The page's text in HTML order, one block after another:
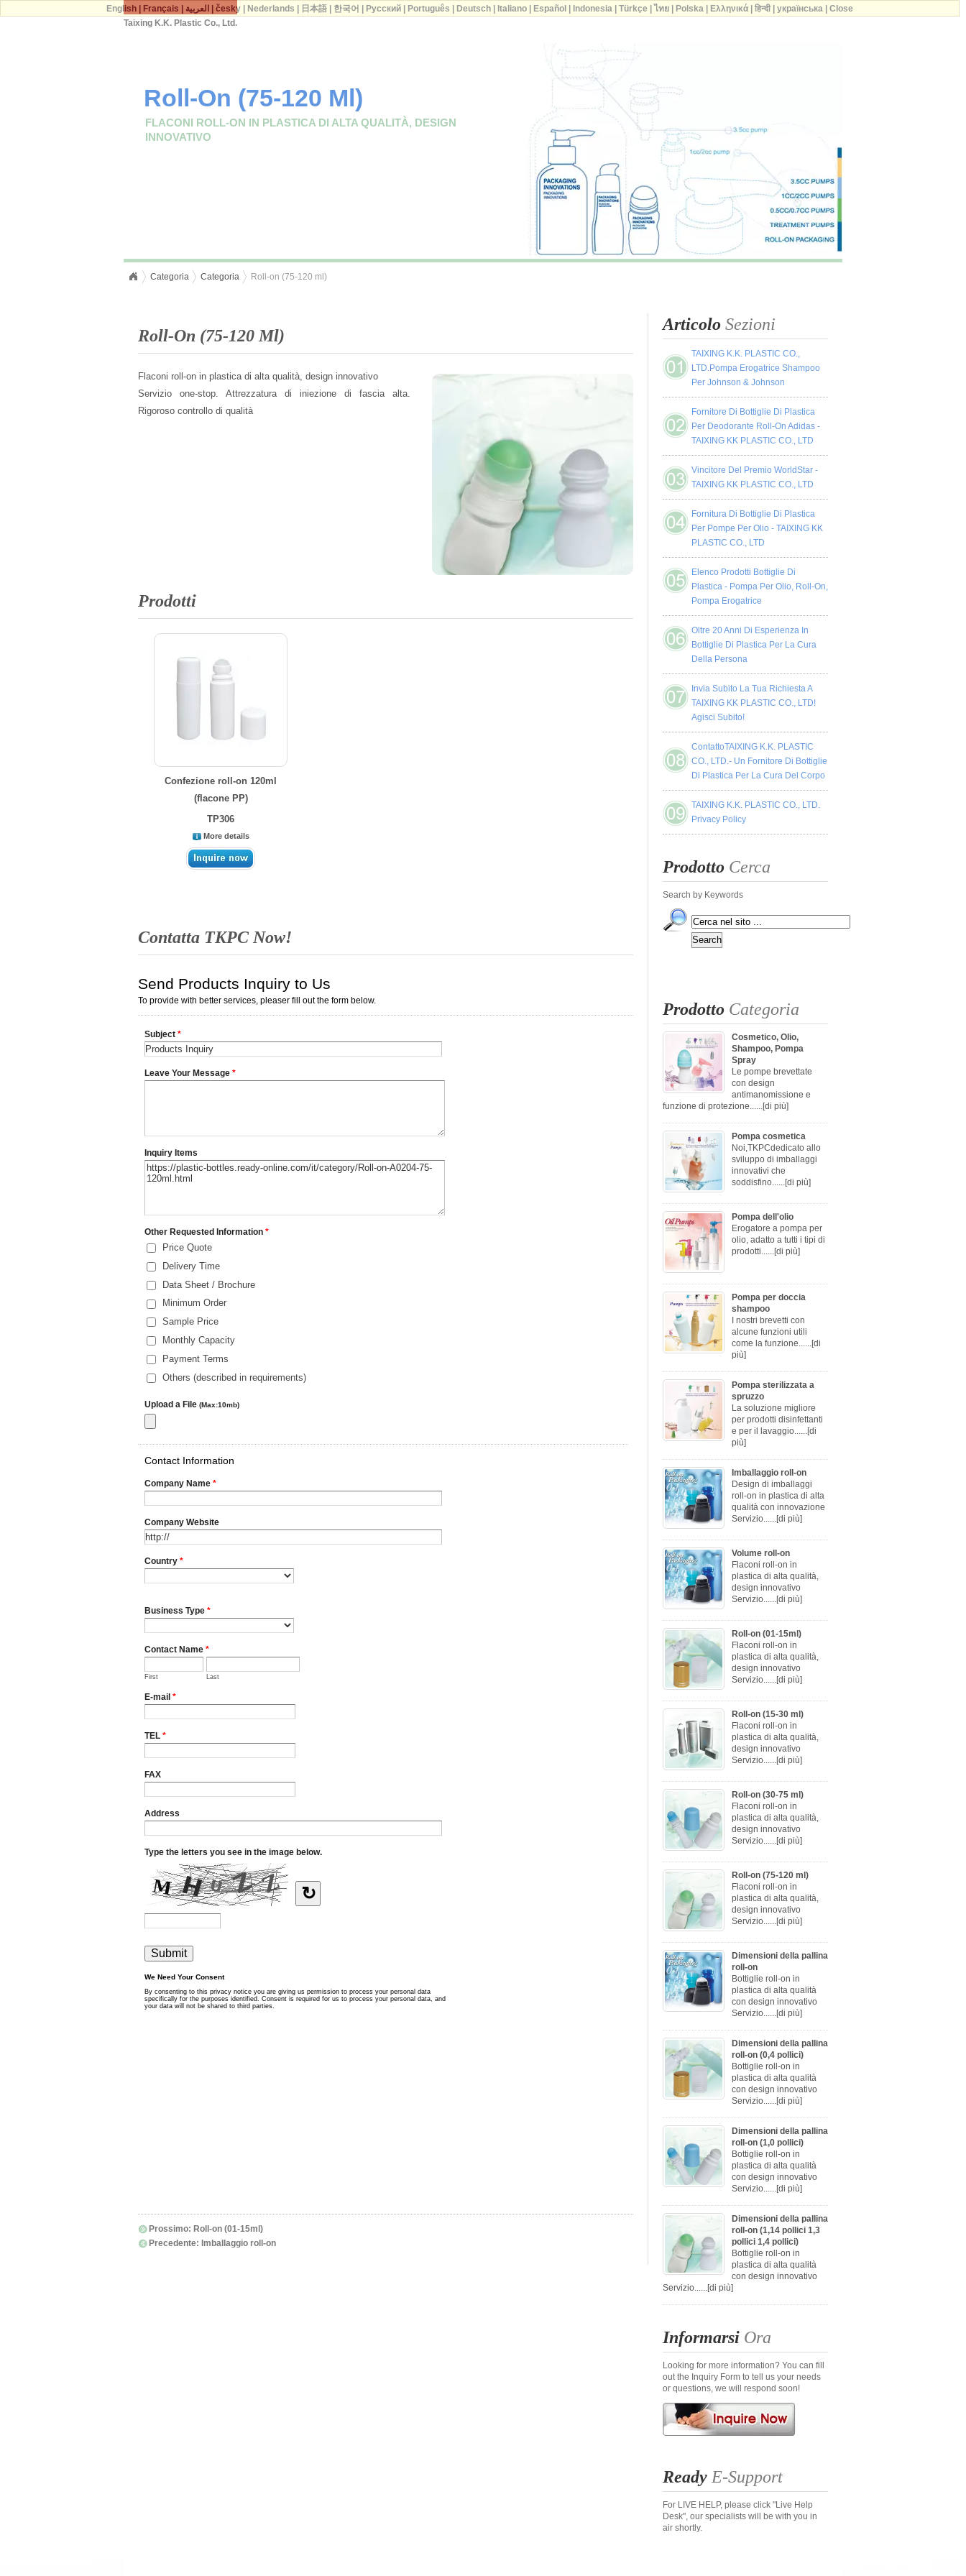
Taixing K.K. Plastic Co., Ltd.
Roll-On (75-120 Ml)
FLACONI ROLL-ON IN PLASTICA DI ALTA QUALITÀ, DESIGN
INNOVATIVO
Categoria Categoria Roll-on (75-120 ml)
Roll-On (75-120 Ml)
Flaconi roll-on in plastica di alta qualità, design innovativo
Servizio one-stop. Attrezzatura di iniezione di fascia alta.
Rigoroso controllo di qualità
Prodotti
Confezione roll-on 120ml
(flacone PP)
TP306
More details
Contatta TKPC Now!
Prossimo: Roll-on (01-15ml)
Precedente: Imballaggio roll-on
Articolo Sezioni
TAIXING K.K. PLASTIC CO.,
LTD.Pompa Erogatrice Shampoo
Per Johnson & Johnson
Fornitore Di Bottiglie Di Plastica
Per Deodorante Roll-On Adidas -
TAIXING KK PLASTIC CO., LTD
Vincitore Del Premio WorldStar -
TAIXING KK PLASTIC CO., LTD
Fornitura Di Bottiglie Di Plastica
Per Pompe Per Olio - TAIXING KK
PLASTIC CO., LTD
Elenco Prodotti Bottiglie Di
Plastica - Pompa Per Olio, Roll-On,
Pompa Erogatrice
Oltre 20 Anni Di Esperienza In
Bottiglie Di Plastica Per La Cura
Della Persona
Invia Subito La Tua Richiesta A
TAIXING KK PLASTIC CO., LTD!
Agisci Subito!
ContattoTAIXING K.K. PLASTIC
CO., LTD.- Un Fornitore Di Bottiglie
Di Plastica Per La Cura Del Corpo
TAIXING K.K. PLASTIC CO., LTD.
Privacy Policy
Prodotto Cerca
Search by Keywords
Prodotto Categoria
Cosmetico, Olio,
Shampoo, Pompa
Spray
Le pompe brevettate
con design
antimanomissione e
funzione di protezione......[di più]
Pompa cosmetica
Noi,TKPCdedicato allo
sviluppo di imballaggi
innovativi che
soddisfino......[di più]
Pompa dell'olio
Erogatore a pompa per
olio, adatto a tutti i tipi di
prodotti......[di più]
Pompa per doccia
shampoo
I nostri brevetti con
alcune funzioni utili
come la funzione......[di
più]
Pompa sterilizzata a
spruzzo
La soluzione migliore
per prodotti disinfettanti
e per il lavaggio......[di
più]
Imballaggio roll-on
Design di imballaggi
roll-on in plastica di alta
qualità con innovazione
Servizio......[di più]
Volume roll-on
Flaconi roll-on in
plastica di alta qualità,
design innovativo
Servizio......[di più]
Roll-on (01-15ml)
Flaconi roll-on in
plastica di alta qualità,
design innovativo
Servizio......[di più]
Roll-on (15-30 ml)
Flaconi roll-on in
plastica di alta qualità,
design innovativo
Servizio......[di più]
Roll-on (30-75 ml)
Flaconi roll-on in
plastica di alta qualità,
design innovativo
Servizio......[di più]
Roll-on (75-120 ml)
Flaconi roll-on in
plastica di alta qualità,
design innovativo
Servizio......[di più]
Dimensioni della pallina
roll-on
Bottiglie roll-on in
plastica di alta qualità
con design innovativo
Servizio......[di più]
Dimensioni della pallina
roll-on (0,4 pollici)
Bottiglie roll-on in
plastica di alta qualità
con design innovativo
Servizio......[di più]
Dimensioni della pallina
roll-on (1,0 pollici)
Bottiglie roll-on in
plastica di alta qualità
con design innovativo
Servizio......[di più]
Dimensioni della pallina
roll-on (1,14 pollici 1,3
pollici 1,4 pollici)
Bottiglie roll-on in
plastica di alta qualità
con design innovativo
Servizio......[di più]
Informarsi Ora
Looking for more information? You can fill
out the Inquiry Form to tell us your needs
or questions, we will respond soon!
Ready E-Support
For LIVE HELP, please click "Live Help
Desk", our specialists will be with you in
air shortly.
English| Français العربية česky| Nederlands 日本語| 한국어 Русский| Português Deutsch| Italiano| Español Indonesia| Türkçe ไทย| Polska| Ελληνικά| हिन्दी| українська| Close